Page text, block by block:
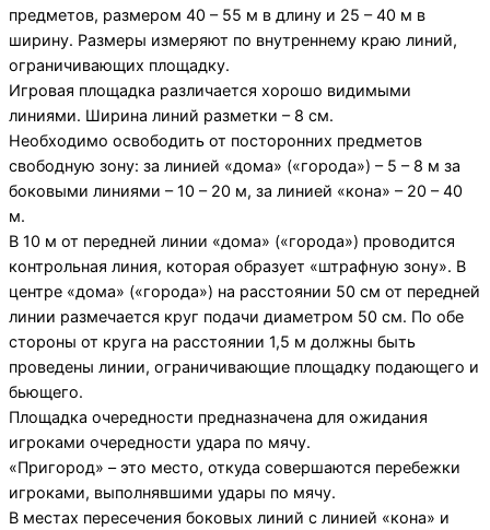
предметов, размером 40 – 55 м в длину и 25 – 40 м в
ширину. Размеры измеряют по внутреннему краю линий,
ограничивающих площадку.
Игровая площадка различается хорошо видимыми
линиями. Ширина линий разметки – 8 см.
Необходимо освободить от посторонних предметов
свободную зону: за линией «дома» («города») – 5 – 8 м за
боковыми линиями – 10 – 20 м, за линией «кона» – 20 – 40
м.
В 10 м от передней линии «дома» («города») проводится
контрольная линия, которая образует «штрафную зону». В
центре «дома» («города») на расстоянии 50 см от передней
линии размечается круг подачи диаметром 50 см. По обе
стороны от круга на расстоянии 1,5 м должны быть
проведены линии, ограничивающие площадку подающего и
бьющего.
Площадка очередности предназначена для ожидания
игроками очередности удара по мячу.
«Пригород» – это место, откуда совершаются перебежки
игроками, выполнявшими удары по мячу.
В местах пересечения боковых линий с линией «кона» и